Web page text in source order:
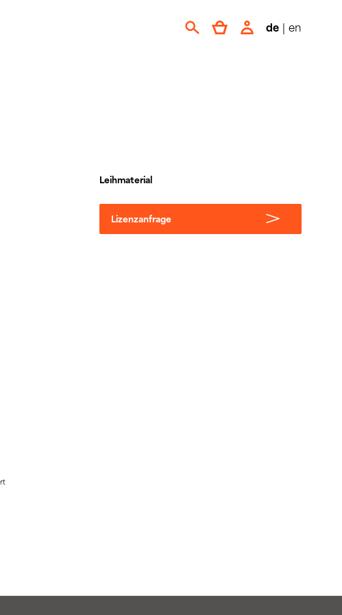
de | en
Leihmaterial
Lizenzanfrage